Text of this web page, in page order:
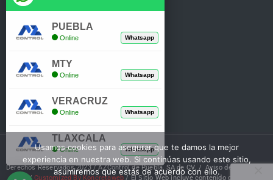
Tienda
Mi Cuenta
Derechos Reservados 2023 / AZControl de Puebla, SA de CV. /Aviso de Privacidad
/Customized By Koncretaweb / El Sitio Web incluye contenido de IA
Usamos cookies para asegurar que te damos la mejor
experiencia en nuestra web. Si continúas usando este sitio,
asumiremos que estás de acuerdo con ello.
PUEBLA
Online Whatsapp
MTY
Online Whatsapp
VERACRUZ
Online Whatsapp
TLAXCALA
Online Whatsapp